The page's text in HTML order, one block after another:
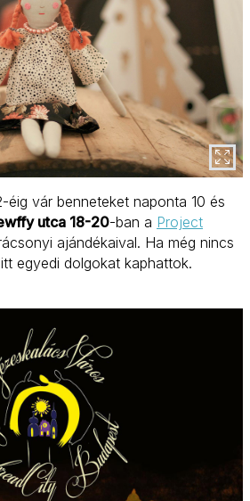
éig vár benneteket naponta 10 és
utca 18-20-ban a Project
ajándékaival. Ha még nincs
egyedi dolgokat kaphattok.